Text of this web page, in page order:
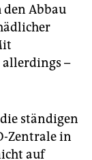
den Abbau
–
ständigen
Zentrale in
auf